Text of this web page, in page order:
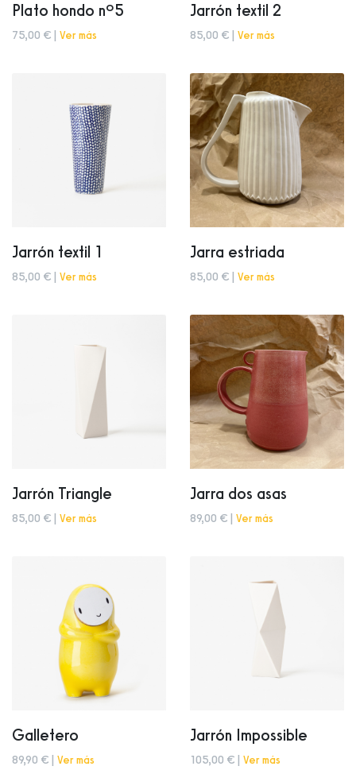
Plato hondo nº5
75,00 € | Ver más
Jarrón textil 2
85,00 € | Ver más
Jarrón textil 1
85,00 € | Ver más
Jarra estriada
85,00 € | Ver más
Jarrón Triangle
85,00 € | Ver más
Jarra dos asas
89,00 € | Ver más
Galletero
89,90 € | Ver más
Jarrón Impossible
105,00 € | Ver más